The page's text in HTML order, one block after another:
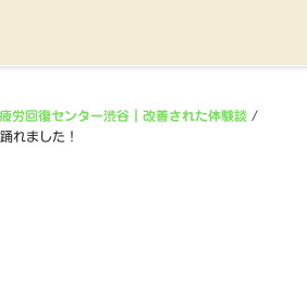
労回復センター渋谷｜改善された体験談 /
れました！